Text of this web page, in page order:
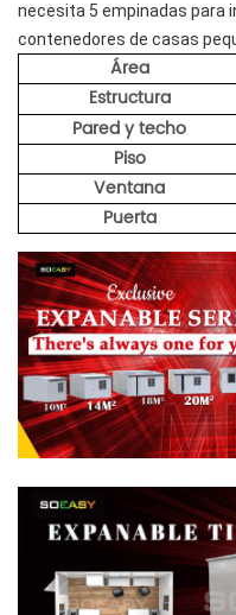
necesita 5 empinadas para
contenedores de casas
Área
Estructura
Pared y techo
Piso
Ventana
Puerta